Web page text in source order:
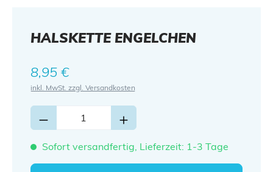
HALSKETTE ENGELCHEN
Regulärer Preis:
8,95 €
inkl. MwSt. zzgl. Versandkosten
Sofort versandfertig, Lieferzeit: 1-3 Tage